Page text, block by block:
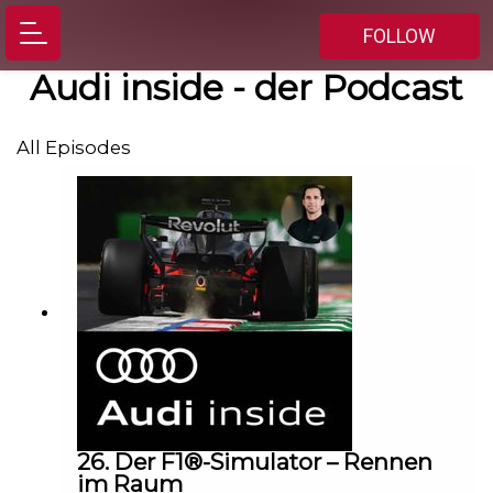
FOLLOW
Audi inside - der Podcast
All Episodes
26. Der F1®-Simulator – Rennen
im Raum